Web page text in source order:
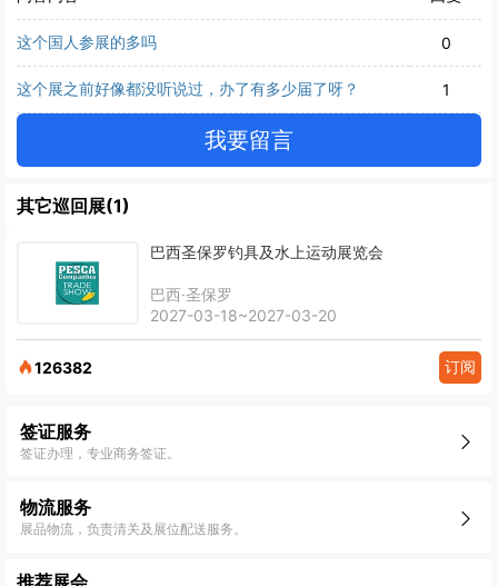
这个国人参展的多吗 0
这个展之前好像都没听说过，办了有多少届了呀？ 1
我要留言
其它巡回展(1)
巴西圣保罗钓具及水上运动展览会
巴西·圣保罗
2027-03-18~2027-03-20
126382 订阅
签证服务
签证办理，专业商务签证。
物流服务
展品物流，负责清关及展位配送服务。